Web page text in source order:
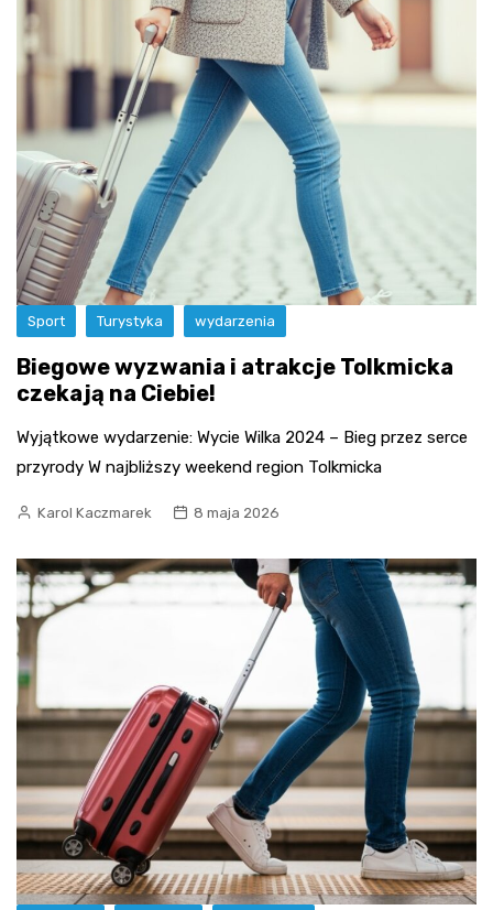
Sport Turystyka wydarzenia
Biegowe wyzwania i atrakcje Tolkmicka
czekają na Ciebie!
Wyjątkowe wydarzenie: Wycie Wilka 2024 – Bieg przez serce
przyrody W najbliższy weekend region Tolkmicka
Karol Kaczmarek 8 maja 2026